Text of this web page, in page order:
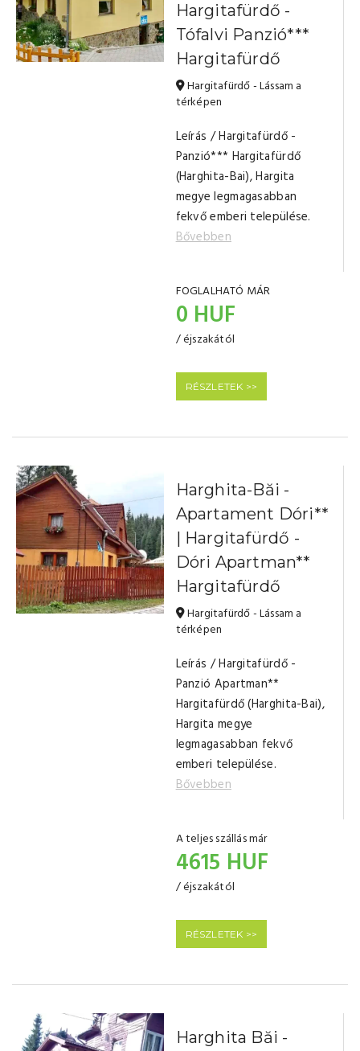
Hargitafürdő -
Tófalvi Panzió***
Hargitafürdő
Hargitafürdő - Lássam a
térképen
Leírás / Hargitafürdő -
Panzió*** Hargitafürdő
(Harghita-Bai), Hargita
megye legmagasabban
fekvő emberi települése.
Bővebben
FOGLALHATÓ MÁR
0 HUF
/ éjszakától
RÉSZLETEK >>
Harghita-Băi -
Apartament Dóri**
| Hargitafürdő -
Dóri Apartman**
Hargitafürdő
Hargitafürdő - Lássam a
térképen
Leírás / Hargitafürdő -
Panzió Apartman**
Hargitafürdő (Harghita-Bai),
Hargita megye
legmagasabban fekvő
emberi települése.
Bővebben
A teljes szállás már
4615 HUF
/ éjszakától
RÉSZLETEK >>
Harghita Băi -